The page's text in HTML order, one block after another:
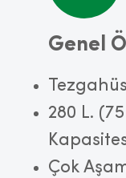
Genel
280 L.
Çok